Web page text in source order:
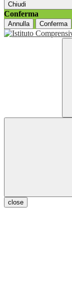
Chiudi
Conferma
Annulla Conferma
close